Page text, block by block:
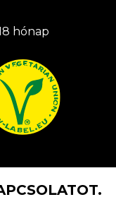
hónap